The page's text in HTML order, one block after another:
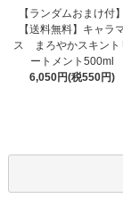
【ランダムおまけ付】
【送料無料】キャラ
ス まろやかスキント
ートメント500ml
6,050円(税550円)